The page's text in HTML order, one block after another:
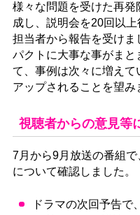
様々な問題を受けた再
成し、説明会を20回以上
担当者から報告を受け
パクトに大事な事がま
て、事例は次々に増え
アップされることを望み
視聴者からの意見等
7月から9月放送の番組
について確認しました。
ドラマの次回予告で